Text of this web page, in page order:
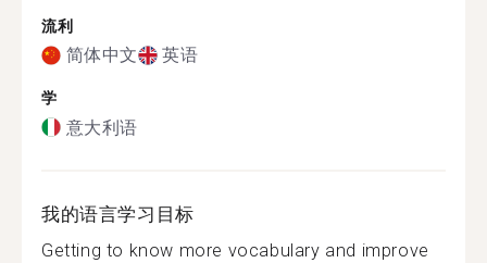
流利
简体中文 英语
学
意大利语
我的语言学习目标
Getting to know more vocabulary and improve